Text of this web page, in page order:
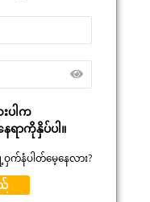
ပါက
ာကိုနှိပ်ပါ။
က်နံပါတ်မေ့နေလား?